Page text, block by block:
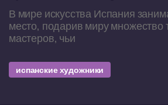
В мире искусства Испания
место, подарив миру множество
мастеров, чьи
испанские художники